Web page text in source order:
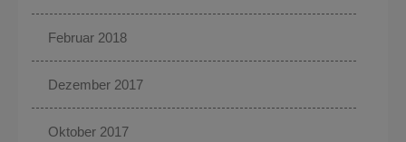
Februar 2018
Dezember 2017
Oktober 2017